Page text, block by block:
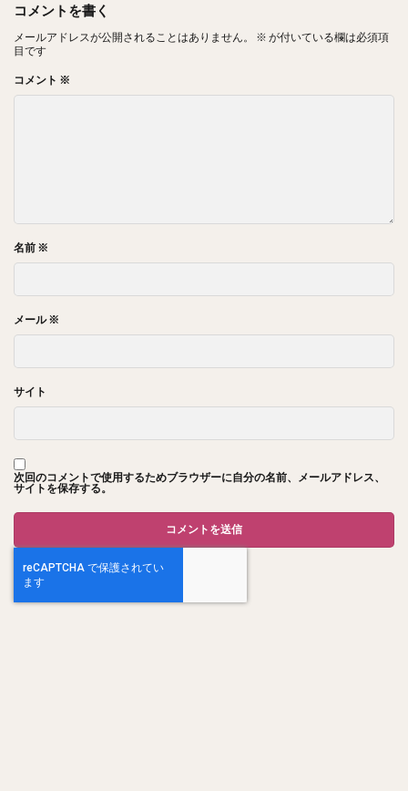
コメントを書く
メールアドレスが公開されることはありません。 ※ が付いている欄は必須項
目です
コメント ※
名前 ※
メール※
サイト
次回のコメントで使用するためブラウザーに自分の名前、メールアドレス、
サイトを保存する。